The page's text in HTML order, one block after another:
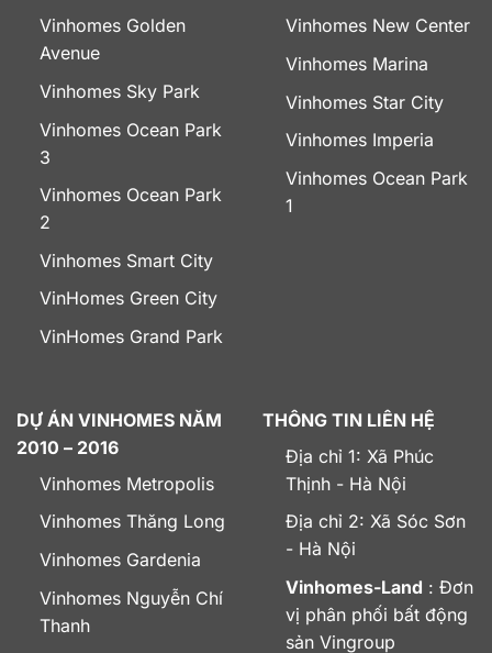
Vinhomes Golden
Avenue
Vinhomes Sky Park
Vinhomes Ocean Park
3
Vinhomes Ocean Park
2
Vinhomes Smart City
VinHomes Green City
VinHomes Grand Park
Vinhomes New Center
Vinhomes Marina
Vinhomes Star City
Vinhomes Imperia
Vinhomes Ocean Park
1
DỰ ÁN VINHOMES NĂM
2010 – 2016
Vinhomes Metropolis
Vinhomes Thăng Long
Vinhomes Gardenia
Vinhomes Nguyễn Chí
Thanh
THÔNG TIN LIÊN HỆ
Địa chỉ 1: Xã Phúc
Thịnh - Hà Nội
Địa chỉ 2: Xã Sóc Sơn
- Hà Nội
Vinhomes-Land : Đơn
vị phân phối bất động
sản Vingroup